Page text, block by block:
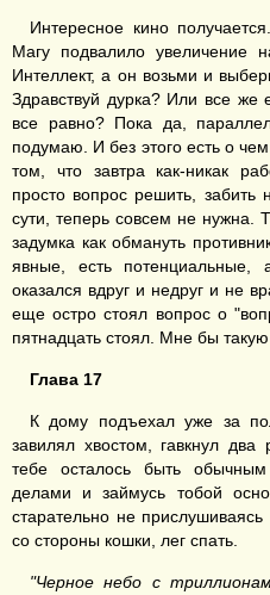
Интересное кино
Магу подвалило увеличение
Интеллект, а он возьми и
Здравствуй дурка? Или все
все равно? Пока да,
подумаю. И без этого есть о
том, что завтра как-никак
просто вопрос решить,
сути, теперь совсем не нужна.
задумка как обмануть
явные, есть потенциальные,
оказался вдруг и недруг и не
еще остро стоял вопрос о
пятнадцать стоял. Мне бы такую
Глава 17
К дому подъехал уже за
завилял хвостом, гавкнул два
тебе осталось быть
делами и займусь тобой
старательно не
со стороны кошки, лег спать.
"Черное небо с